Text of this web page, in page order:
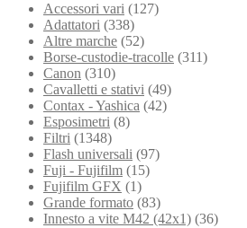
Accessori vari (127)
Adattatori (338)
Altre marche (52)
Borse-custodie-tracolle (311)
Canon (310)
Cavalletti e stativi (49)
Contax - Yashica (42)
Esposimetri (8)
Filtri (1348)
Flash universali (97)
Fuji - Fujifilm (15)
Fujifilm GFX (1)
Grande formato (83)
Innesto a vite M42 (42x1) (36)